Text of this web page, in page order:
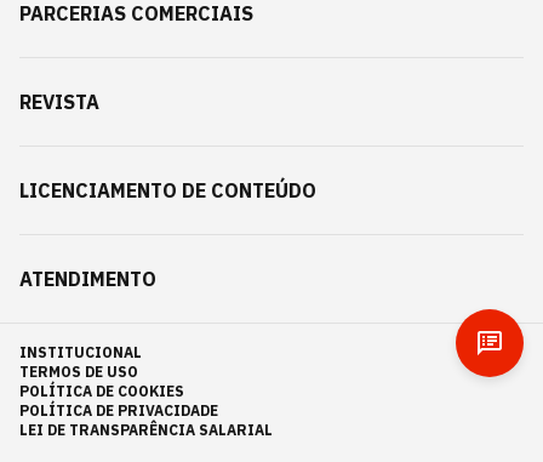
PARCERIAS COMERCIAIS
REVISTA
LICENCIAMENTO DE CONTEÚDO
ATENDIMENTO
INSTITUCIONAL
TERMOS DE USO
POLÍTICA DE COOKIES
POLÍTICA DE PRIVACIDADE
LEI DE TRANSPARÊNCIA SALARIAL